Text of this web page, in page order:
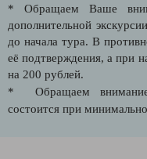
* Обращаем Ваше
дополнительной
до начала тура. В
её подтверждения, а при
на 200 рублей.
* Обращаем внимание:
состоится при